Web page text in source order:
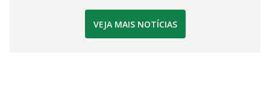
VEJA MAIS NOTÍCIAS